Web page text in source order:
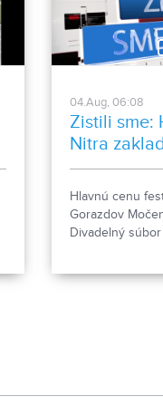
04.Aug, 06:08
Zistili sme:
Nitra
ženkský
Gorazdov
Močenok
víťaza
Hlavnú cenu
Gorazdov
Divadelný